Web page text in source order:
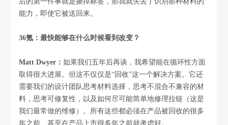
能力，即使它被送回来。
36氪：最快能够在什么时候看到改变？
Matt Dwyer：如果我们五年后再谈，我希望能在循环性方面
取得很大进展。但这不仅仅是“回收”这一个解决方案。它还
需要我们的设计团队思考材料选择，思考不混合不兼容的材
料，思考可修复性，以及如何尽可能简单地修理拉链（这是
我们最常做的维修）。所有这些都必须在产品被回收的很多
年之前、甚至在产品上市很多年之前就考虑好。